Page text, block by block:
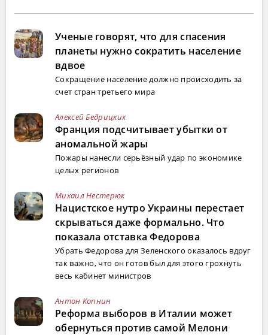
Ученые говорят, что для спасения
планеты нужно сократить население
вдвое
Сокращение население должно происходить за
счет стран третьего мира
Алексей Бедрицких
Франция подсчитывает убытки от
аномальной жары
Пожары нанесли серьёзный удар по экономике
целых регионов
Михаил Нестерюк
Нацистское нутро Украины перестает
скрываться даже формально. Что
показала отставка Федорова
Убрать Федорова для Зеленского оказалось вдруг
так важно, что он готов был для этого грохнуть
весь кабинет министров
Антон Копнин
Реформа выборов в Италии может
обернуться против самой Мелони